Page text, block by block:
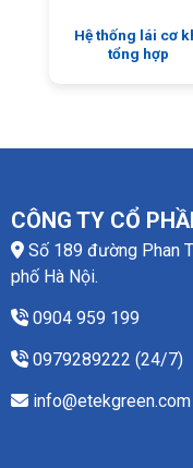
Hệ thống lái cơ
tổng hợp
CÔNG TY CỔ
Số 189 đường Phan
phố Hà Nội.
0904 959 199
0979289222 (24/7)
info@etekgreen.com